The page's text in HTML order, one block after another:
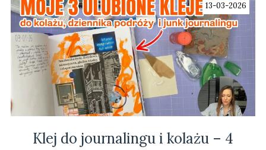
13-03-2026
Klej do journalingu i kolażu – 4